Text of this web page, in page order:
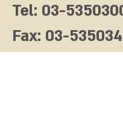
Tel: 03-
Fax: 03-